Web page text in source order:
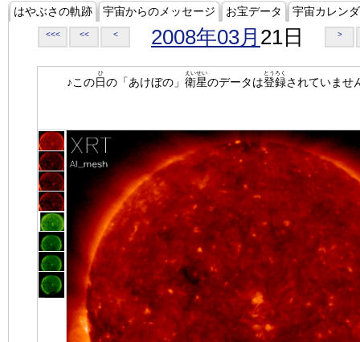
はやぶさの軌跡 宇宙からのメッセージ お宝データ 宇宙カレン
<<< << < 2008年03月 21日 >
♪この日
ひ
の「あけぼの」 衛星
えいせい
のデータは登録
とうろく
されていませ